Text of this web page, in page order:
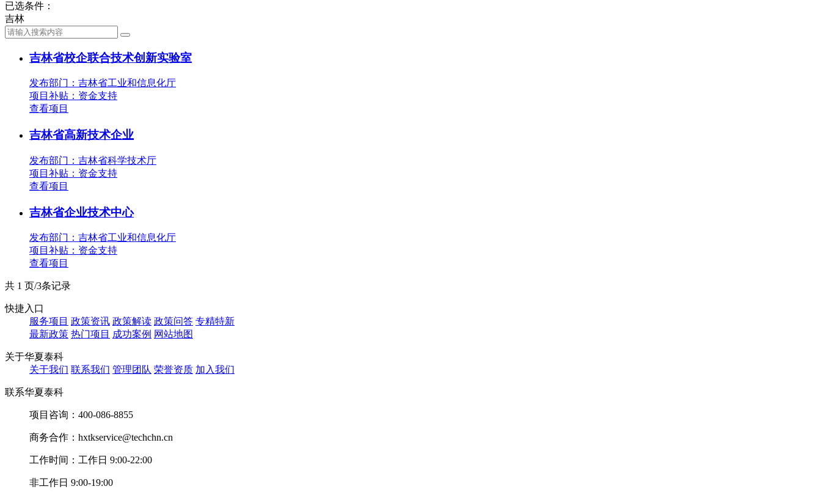
已选条件：
吉林
吉林省校企联合技术创新实验室
发布部门：吉林省工业和信息化厅
项目补贴： 资金支持
查看项目
吉林省高新技术企业
发布部门：吉林省科学技术厅
项目补贴： 资金支持
查看项目
吉林省企业技术中心
发布部门：吉林省工业和信息化厅
项目补贴： 资金支持
查看项目
共 1 页/3条记录
快捷入口
服务项目 政策资讯 政策解读 政策问答 专精特新
最新政策 热门项目 成功案例 网站地图
关于华夏泰科
关于我们 联系我们 管理团队 荣誉资质 加入我们
联系华夏泰科
项目咨询： 400-086-8855
商务合作： hxtkservice@techchn.cn
工作时间： 工作日 9:00-22:00
非工作日 9:00-19:00